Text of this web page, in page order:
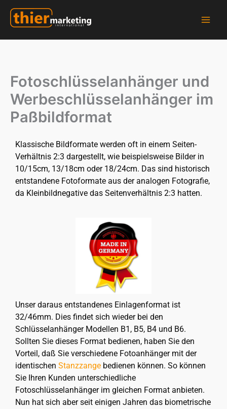
Zum
Inhalt
springen
Fotoschlüsselanhänger und
Werbeschlüsselanhänger im
Paßbildformat
Klassische Bildformate werden oft in einem Seiten-
Verhältnis 2:3 dargestellt, wie beispielsweise Bilder in
10/15cm, 13/18cm oder 18/24cm. Das sind historisch
entstandene Fotoformate aus der analogen Fotografie,
da Kleinbildnegative das Seitenverhältnis 2:3 hatten.
Unser daraus entstandenes Einlagenformat ist
32/46mm. Dies findet sich wieder bei den
Schlüsselanhänger Modellen B1, B5, B4 und B6.
Sollten Sie dieses Format bedienen, haben Sie den
Vorteil, daß Sie verschiedene Fotoanhänger mit der
identischen Stanzzange bedienen können. So können
Sie Ihren Kunden unterschiedliche
Fotoschlüsselanhänger im gleichen Format anbieten.
Nun hat sich aber seit einigen Jahren das biometrische